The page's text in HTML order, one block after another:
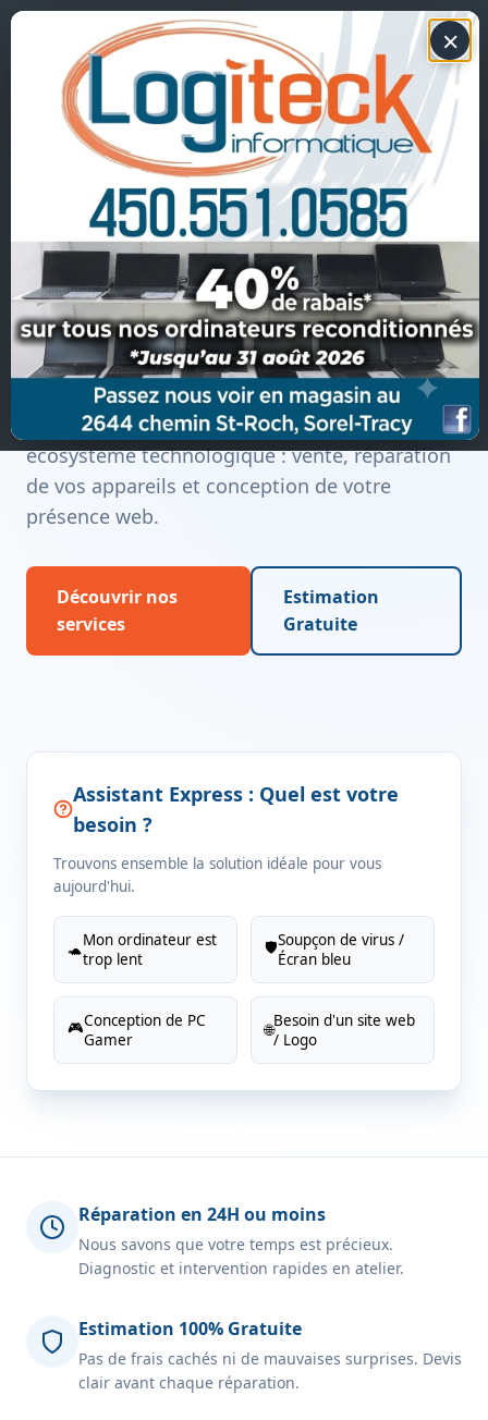
×
Soutien 1-1 450 551-0585
Votre informatique
simplifiée, locale &
rapide.
Depuis de nombreuses années àSorel-Tracy
Logiteck Informatique s’occupe de tout votre
écosystème technologique : vente, réparation
de vos appareils et conception de votre
présence web.
Découvrir nos
services
Estimation
Gratuite
Assistant Express : Quel est votre
besoin ?
Trouvons ensemble la solution idéale pour vous
aujourd'hui.
🐢Mon ordinateur est
trop lent
🛡️Soupçon de virus /
Écran bleu
🎮Conception de PC
Gamer
🌐Besoin d'un site web
/ Logo
Réparation en 24H ou moins
Nous savons que votre temps est précieux.
Diagnostic et intervention rapides en atelier.
Estimation 100% Gratuite
Pas de frais cachés ni de mauvaises surprises. Devis
clair avant chaque réparation.